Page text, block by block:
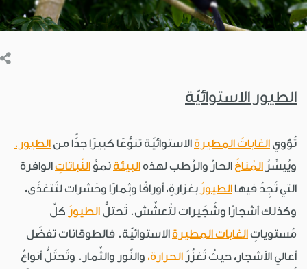
الطيور الاستوائيّة
تُؤوي الغاباتُ المطيرة الاستوائيّة تنوُّعًا كبيرًا جدًّا من الطيور.
ويُيسِّرُ المُناخُ الحارّ والرَّطب لهذه البيئة نموَّ النّباتاتِالوافرة
التي تَجِدُ فيها الطيورُ بغزارةٍ، أوراقًا وثِمارًا وحَشرات لتَتغذَى،
وكذلك أشجارًا وشُجَيرات لتُعشِّش. تَحتلُّ الطيورُ كلَّ
مُستوياتِ الغابات المطيرة الاستوائيّة. فالطوقانات تفضّل
أعالي الأشجار، حيثُ تَغزُرُ الحرارة، والنّور والثِّمار. وتَحتَلُّ أنواعٌ